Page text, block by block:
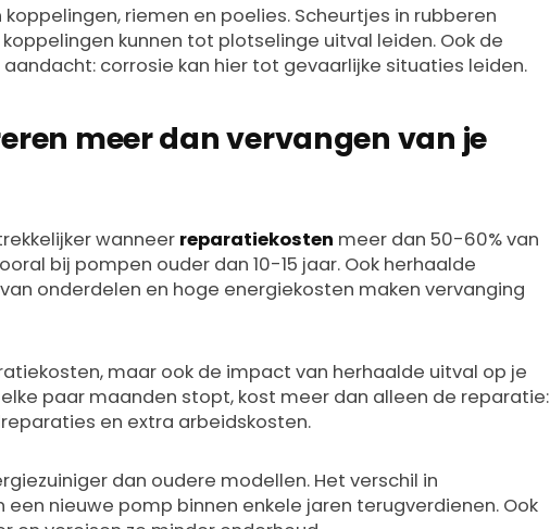
riemen en poelies. Scheurtjes in rubberen
kunnen tot plotselinge uitval leiden. Ook de
corrosie kan hier tot gevaarlijke situaties leiden.
meer dan vervangen van je
wanneer reparatiekosten meer dan 50-60% van
bij pompen ouder dan 10-15 jaar. Ook herhaalde
onderdelen en hoge energiekosten maken vervanging
maar ook de impact van herhaalde uitval op je
paar maanden stopt, kost meer dan alleen de reparatie:
en extra arbeidskosten.
dan oudere modellen. Het verschil in
nieuwe pomp binnen enkele jaren terugverdienen. Ook